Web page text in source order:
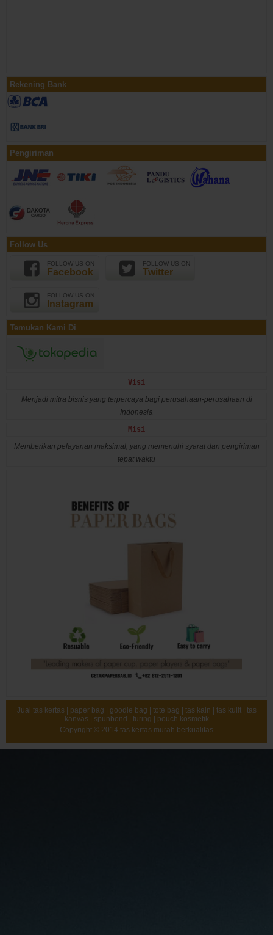
Rekening Bank
Pengiriman
Follow Us
FOLLOW US ON
Facebook
FOLLOW US ON
Twitter
FOLLOW US ON
Instagram
Temukan Kami Di
Visi
Menjadi mitra bisnis yang terpercaya bagi perusahaan-perusahaan di
Indonesia
Misi
Memberikan pelayanan maksimal, yang memenuhi syarat dan pengiriman
tepat waktu
Jual tas kertas | paper bag | goodie bag | tote bag | tas kain | tas kulit | tas
kanvas | spunbond | furing | pouch kosmetik
Copyright © 2014 tas kertas murah berkualitas